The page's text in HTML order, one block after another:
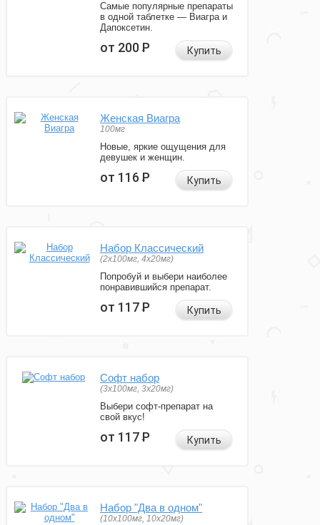
Самые популярные препараты
в одной таблетке — Виагра и
Дапоксетин.
от 200Р Купить
Женская Виагра
100мг
Новые, яркие ощущения для
девушек и женщин.
от 116Р Купить
Набор Классический
(2x100мг, 4x20мг)
Попробуй и выбери наиболее
понравившийся препарат.
от 117Р Купить
Софт набор
(3x100мг, 3x20мг)
Выбери софт-препарат на
свой вкус!
от 117Р Купить
Набор "Два в одном"
(10x100мг, 10x20мг)